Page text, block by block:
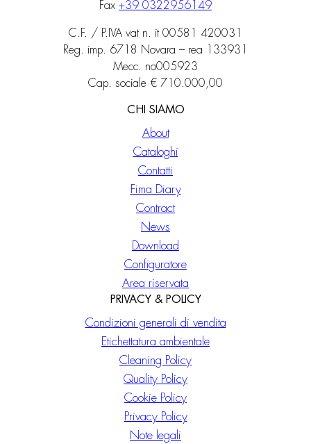
Fax +39 0322956149
C.F. / P.IVA vat n. it 00581 420031
Reg. imp. 6718 Novara – rea 133931
Mecc. no005923
Cap. sociale € 710.000,00
CHI SIAMO
About
Cataloghi
Contatti
Fima Diary
Contract
News
Download
Configuratore
Area riservata
PRIVACY & POLICY
Condizioni generali di vendita
Etichettatura ambientale
Cleaning Policy
Quality Policy
Cookie Policy
Privacy Policy
Note legali